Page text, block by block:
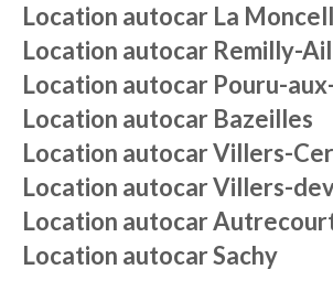
Location autocar La
Location autocar Remilly-
Location autocar Pouru-
Location autocar Bazeilles
Location autocarVillers-
Location autocarVillers-
Location autocar
Location autocarSachy